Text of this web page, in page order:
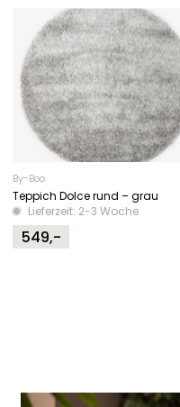
By-Boo
Teppich Dolce rund – grau
Lieferzeit: 2-3 Woche
549,-